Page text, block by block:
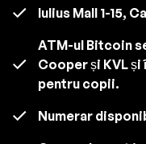
Iulius Mall 1-15,
ATM-ul Bitcoin
Cooper și KVL
pentru copii.
Numerar